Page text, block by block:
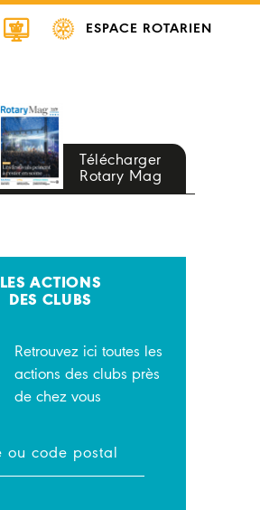
ESPACE ROTARIEN
Télécharger
Rotary Mag
LES ACTIONS
DES CLUBS
Retrouvez ici toutes les
actions des clubs près
de chez vous